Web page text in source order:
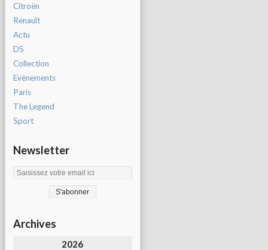
Citroën
Renault
Actu
DS
Collection
Evènements
Paris
The Legend
Sport
Newsletter
Archives
2026